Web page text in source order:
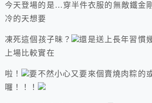
今天登場的是…穿半件衣服的無敵鐵金
冷的天想要
凍死這個孩子昧？
還是送上長年習慣
上場比較實在
啦！
要不然小心又要來個賣燒肉粽的
囉！！！